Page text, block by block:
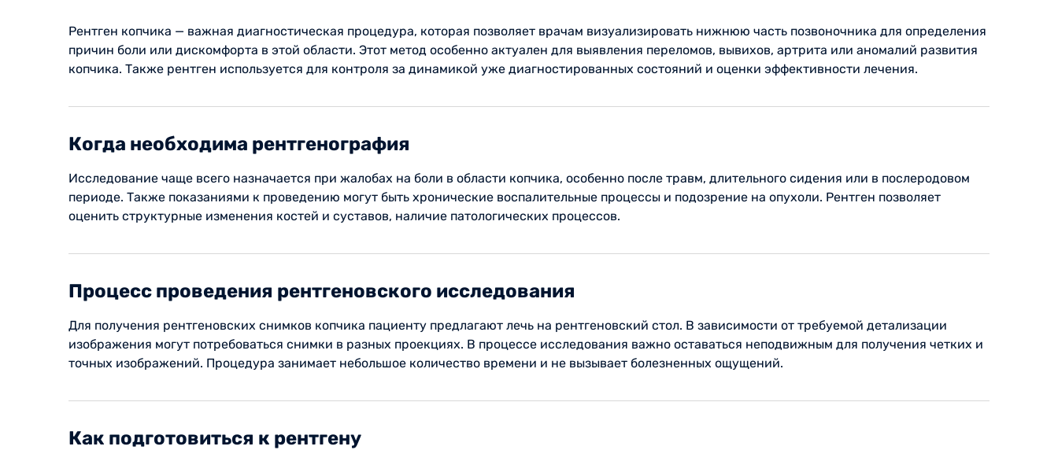
Рентген копчика — важная диагностическая процедура, которая позволяет врачам визуализировать нижнюю часть позвоночника для определения
причин боли или дискомфорта в этой области. Этот метод особенно актуален для выявления переломов, вывихов, артрита или аномалий развития
копчика. Также рентген используется для контроля за динамикой уже диагностированных состояний и оценки эффективности лечения.
Когда необходима рентгенография
Исследование чаще всего назначается при жалобах на боли в области копчика, особенно после травм, длительного сидения или в послеродовом
периоде. Также показаниями к проведению могут быть хронические воспалительные процессы и подозрение на опухоли. Рентген позволяет
оценить структурные изменения костей и суставов, наличие патологических процессов.
Процесс проведения рентгеновского исследования
Для получения рентгеновских снимков копчика пациенту предлагают лечь на рентгеновский стол. В зависимости от требуемой детализации
изображения могут потребоваться снимки в разных проекциях. В процессе исследования важно оставаться неподвижным для получения четких и
точных изображений. Процедура занимает небольшое количество времени и не вызывает болезненных ощущений.
Как подготовиться к рентгену